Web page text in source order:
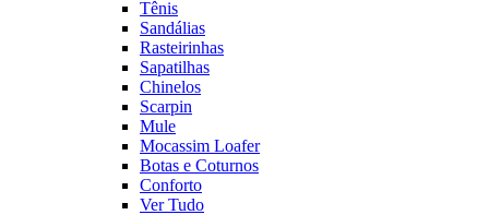
Tênis
Sandálias
Rasteirinhas
Sapatilhas
Chinelos
Scarpin
Mule
Mocassim Loafer
Botas e Coturnos
Conforto
Ver Tudo